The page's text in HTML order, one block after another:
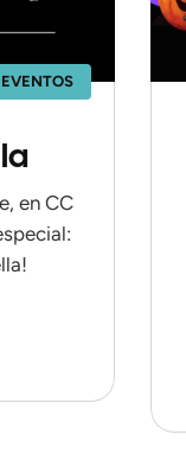
EVENTOS
en CC